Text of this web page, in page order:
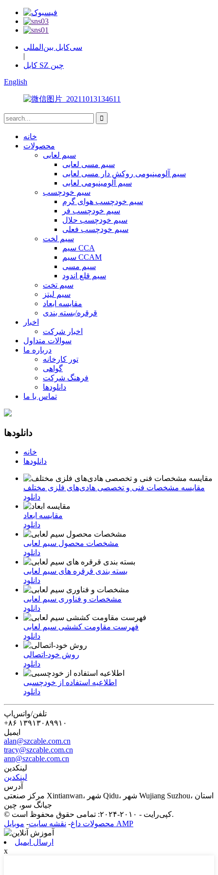
سی‌کابل بین‌المللی
|
کابل SZ چین
English
خانه
محصولات
سیم لعابی
سیم مسی لعابی
سیم آلومینیومی روکش دار مسی لعابی
سیم آلومینیومی لعابی
سیم خودچسب
سیم خودچسب هوای گرم
سیم خودچسب فر
سیم خودچسب حلال
سیم خودچسب فعلی
سیم لخت
سیم CCA
سیم CCAM
سیم مسی
سیم قلع اندود
سیم تخت
سیم لیتز
مقایسه ابعاد
قرقره/بسته بندی
اخبار
اخبار شرکت
سوالات متداول
درباره ما
تور کارخانه
گواهی
فرهنگ شرکت
دانلودها
تماس با ما
دانلودها
خانه
دانلودها
مقایسه مشخصات فنی و تخصصی هادی‌های فلزی مختلف
دانلود
مقایسه ابعاد
دانلود
مشخصات محصول سیم لعابی
دانلود
بسته بندی قرقره های سیم لعابی
دانلود
مشخصات و فناوری سیم لعابی
دانلود
فهرست مقاومت کششی سیم لعابی
دانلود
روش خود-اتصالی
دانلود
اطلاعیه استفاده از خودچسبی
دانلود
تلفن/واتس‌اپ
‎+۸۶ ۱۳۹۱۳۰۸۹۹۱۰‎
ایمیل
alan@szcable.com.cn
tracy@szcable.com.cn
ann@szcable.com.cn
لینکدین
لینکدین
آدرس
مرکز صنعتی Xintianwan، شهر Qidu، شهر Wujiang Suzhou، استان
جیانگ سو، چین
© کپی‌رایت - ۲۰۱۰-۲۰۲۴: تمامی حقوق محفوظ است.
محصولات داغ- نقشه سایت- موبایل AMP
ارسال ایمیل
x